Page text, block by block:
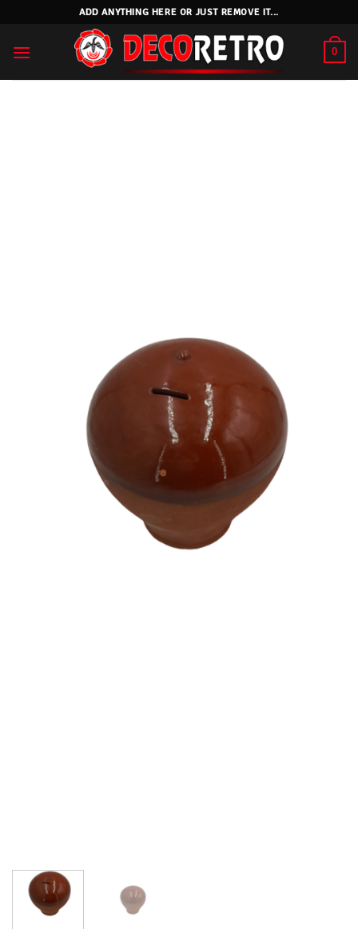
content
ADD ANYTHING HERE OR JUST REMOVE IT...
0